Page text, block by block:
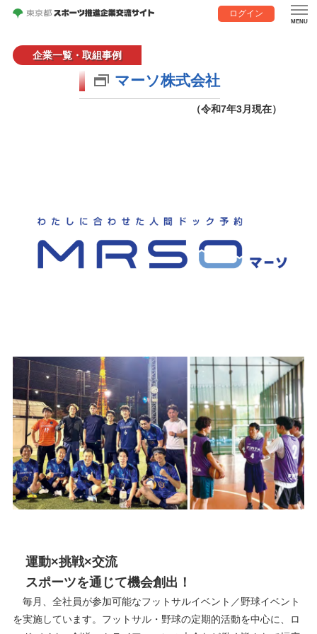
ログイン
企業一覧・取組事例
マーソ株式会社
（令和7年3月現在）
運動×挑戦×交流
スポーツを通じて機会創出！
毎月、全社員が参加可能なフットサルイベント／野球イベント
を実施しています。フットサル・野球の定期的活動を中心に、ロ